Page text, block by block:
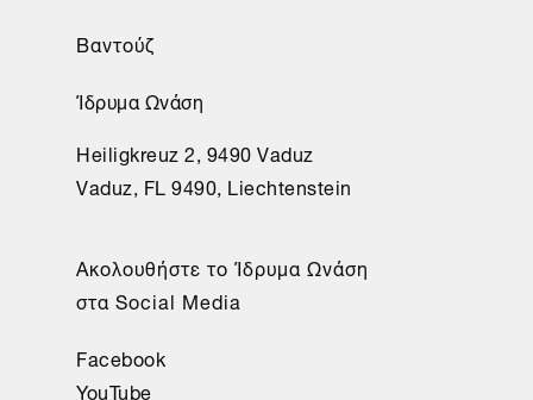
Βαντούζ
Ίδρυμα Ωνάση
Heiligkreuz 2, 9490 Vaduz
Vaduz, FL 9490, Liechtenstein
Aκολουθήστε το Ίδρυμα Ωνάση
στα Social Media
Facebook
YouTube